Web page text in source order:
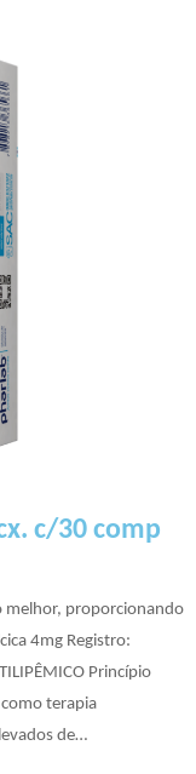
c/30 comp
melhor, proporcionando
4mg Registro:
Princípio
terapia
de…